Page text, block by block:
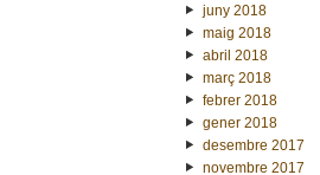
juny 2018
maig 2018
abril 2018
març 2018
febrer 2018
gener 2018
desembre 2017
novembre 2017